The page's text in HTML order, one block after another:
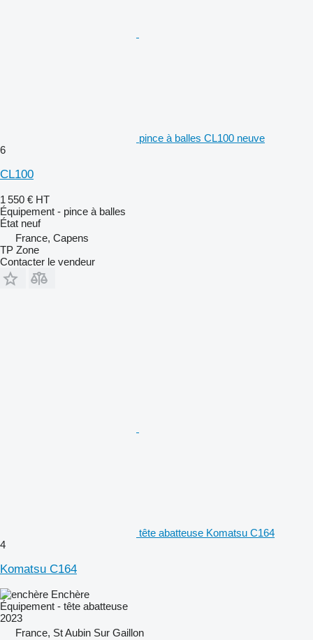
pince à balles CL100 neuve
6
CL100
1 550 € HT
Équipement - pince à balles
État neuf
France, Capens
TP Zone
Contacter le vendeur
tête abatteuse Komatsu C164
4
Komatsu C164
Enchère
Équipement - tête abatteuse
2023
France, St Aubin Sur Gaillon